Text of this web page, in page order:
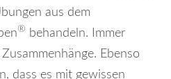
aus dem
® behandeln. Immer
Ebenso
dass es mit gewissen